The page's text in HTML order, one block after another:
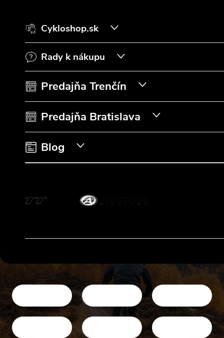
Cykloshop.sk
Rady k nákupu
Predajňa Trenčín
Predajňa Bratislava
Blog